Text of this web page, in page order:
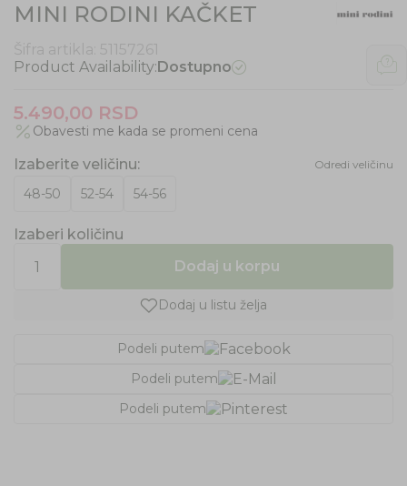
MINI RODINI KAČKET
Šifra artikla: 51157261
Product Availability:Dostupno
5.490,00 RSD
Obavesti me kada se promeni cena
Izaberite veličinu: Odredi veličinu
48-50 52-54 54-56
Izaberi količinu
Dodaj u korpu
Dodaj u listu želja
Podeli putem
Podeli putem
Podeli putem